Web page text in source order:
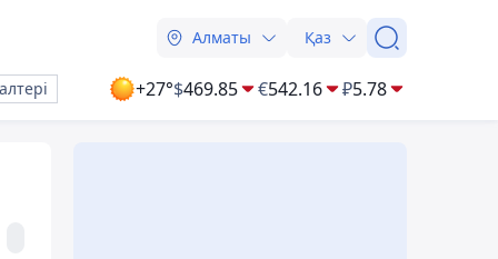
Алматы Қаз
+27°$469.85 €542.16 ₽5.78